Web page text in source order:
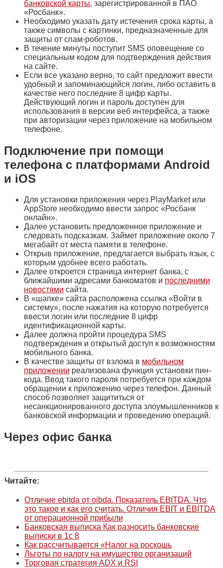
банковской карты, зарегистрированной в ПАО
«Росбанк».
Необходимо указать дату истечения срока карты, а
также символы с картинки, предназначенные для
защиты от спам-роботов.
В течение минуты поступит SMS оповещение со
специальным кодом для подтверждения действия
на сайте.
Если все указано верно, то сайт предложит ввести
удобный и запоминающийся логин, либо оставить в
качестве него последние 8 цифр карты.
Действующий логин и пароль доступен для
использования в версии веб интерфейса, а также
при авторизации через приложение на мобильном
телефоне.
Подключение при помощи
телефона с платформами Android
и iOS
Для установки приложения через PlayMarket или
AppStore необходимо ввести запрос «Росбанк
онлайн».
Далее установить предложенное приложение и
следовать подсказкам. Займет приложение около 7
мегабайт от места памяти в телефоне.
Открыв приложение, предлагается выбрать язык, с
которым удобнее всего работать.
Далее откроется страница интернет банка, с
ближайшими адресами банкоматов и последними
новостями сайта.
В «шапке» сайта расположена ссылка «Войти в
систему», после нажатия на которую потребуется
ввести логин или последние 8 цифр
идентификационной карты.
Далее должна пройти процедура SMS
подтверждения и открытый доступ к возможностям
мобильного банка.
В качестве защиты от взлома в мобильном
приложении реализована функция установки пин-
кода. Ввод такого пароля потребуется при каждом
обращении к приложению через телефон. Данный
способ позволяет защититься от
несанкционированного доступа злоумышленников к
банковской информации и проведению операций.
Через офис банка
Читайте:
Отличие ebitda от oibda. Показатель EBITDA. Что
это такое и как его считать. Отличия EBIT и EBITDA
от операционной прибыли
Банковская выписка Как разносить банковские
выписки в 1с 8
Как рассчитывается «Налог на роскошь
Льготы по налогу на имущество организаций
Торговая стратегия ADX и RSI